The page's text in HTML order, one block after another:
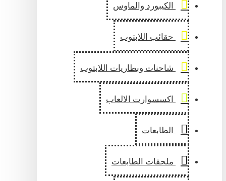
الكيبورد والماوس
حقائب اللابتوب
شاحنات وبطاريات اللابتوب
اكسسوارت الالعاب
الطابعات
ملحقات الطابعات